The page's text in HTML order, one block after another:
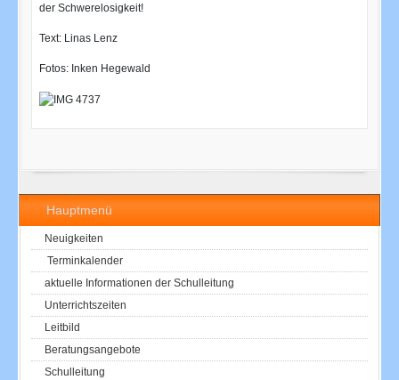
Hauptmenü
Neuigkeiten
Terminkalender
aktuelle Informationen der Schulleitung
Unterrichtszeiten
Leitbild
Beratungsangebote
Schulleitung
der Schwerelosigkeit!
Text: Linas Lenz
Fotos: Inken Hegewald